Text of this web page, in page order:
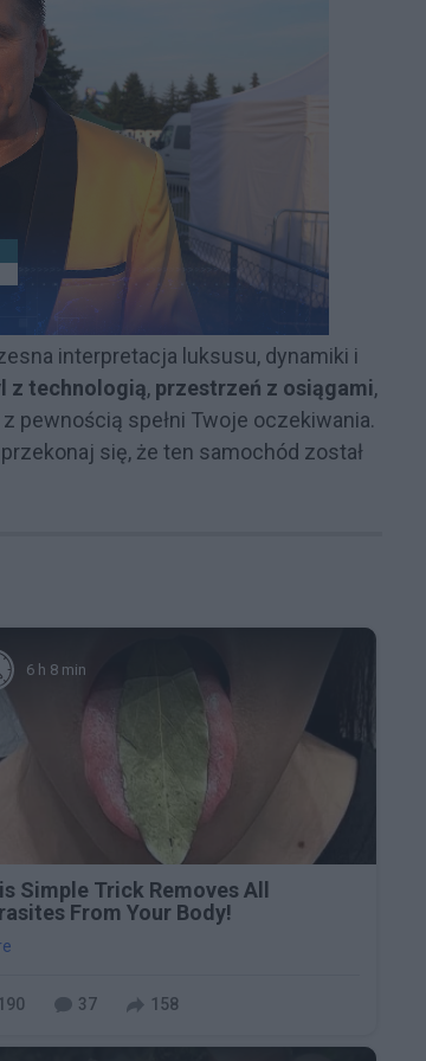
interpretacja luksusu, dynamiki i
z technologią, przestrzeń z osiągami,
z pewnością spełni Twoje oczekiwania.
się, że ten samochód został
6 h 8 min
Simple Trick Removes All
From Your Body!
190 37 158